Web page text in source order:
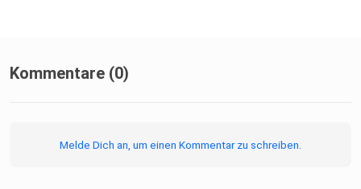
Kommentare (0)
Melde Dich an, um einen Kommentar zu schreiben.